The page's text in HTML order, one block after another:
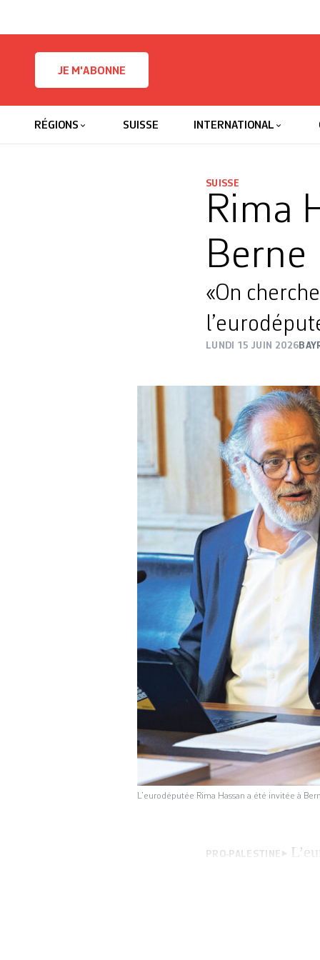
JE M'ABONNE
RÉGIONS SUISSE INTERNATIONAL
SUISSE
Rima
Berne
«On
LUNDI 15 JUIN 2026
L’eurodéputée Rima Hassan a été invitée à
PRO-PALESTINE